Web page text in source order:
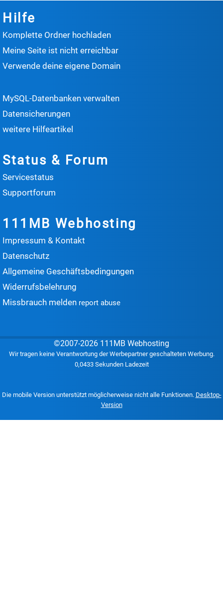
Hilfe
Komplette Ordner hochladen
Meine Seite ist nicht erreichbar
Verwende deine eigene Domain
MySQL-Datenbanken verwalten
Datensicherungen
weitere Hilfeartikel
Status & Forum
Servicestatus
Supportforum
111MB Webhosting
Impressum & Kontakt
Datenschutz
Allgemeine Geschäftsbedingungen
Widerrufsbelehrung
Missbrauch melden report abuse
©2007-2026 111MB Webhosting
Wir tragen keine Verantwortung der Werbepartner geschalteten Werbung.
0,0433 Sekunden Ladezeit
Die mobile Version unterstützt möglicherweise nicht alle Funktionen. Desktop-
Version